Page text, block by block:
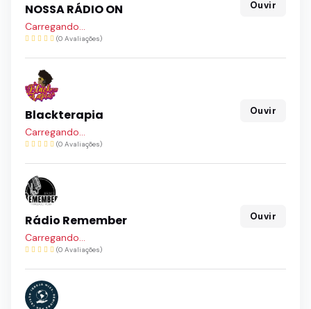
NOSSA RÁDIO ON
Carregando...
(0 Avaliações)
Ouvir
Blackterapia
Carregando...
(0 Avaliações)
Ouvir
Rádio Remember
Carregando...
(0 Avaliações)
Ouvir